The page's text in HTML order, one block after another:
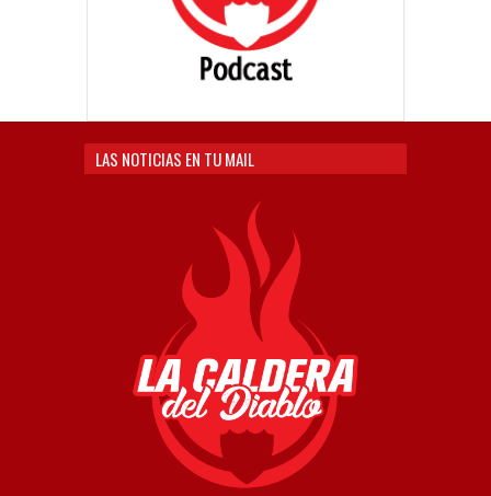
LAS NOTICIAS EN TU MAIL